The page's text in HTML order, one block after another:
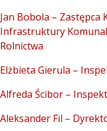
Jan Bobola – Zastępca
Infrastruktury
Rolnictwa
Elżbieta Gierula –
Alfreda Ścibor –
Aleksander Fil –